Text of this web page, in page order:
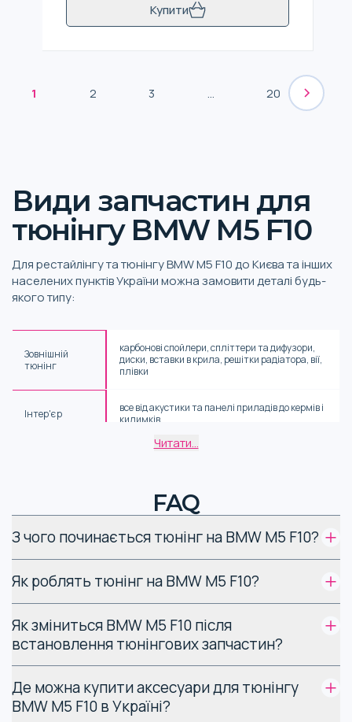
Купити
1 2 3 ... 20
Види запчастин для
тюнінгу BMW M5 F10
Для рестайлінгу та тюнінгу BMW M5 F10 до Києва та інших
населених пунктів України можна замовити деталі будь-
якого типу:
Зовнішній
тюнінг
карбонові спойлери, спліттери та дифузори,
диски, вставки в крила, решітки радіатора, вії,
плівки
Інтер'єр
все від акустики та панелі приладів до кермів і
килимків
пружини, комплекти
система
спортивні гальмівні колодки
Двигун
все від блоку для чіп-тюнінгу до кожуха,
поршнів та фільтрів
Особливості різних видів
запчастин BMW M5 F10
Від штатних деталей запчастини для тюнінгу BMW M5 F10
відрізняють ціна, матеріал, форма, технології та
Читати...
FAQ
З чого починається тюнінг на BMW M5 F10?
Як роблять тюнінг на BMW M5 F10?
Як зміниться BMW M5 F10 після
встановлення тюнінгових запчастин?
Де можна купити аксесуари для тюнінгу
BMW M5 F10 в Україні?